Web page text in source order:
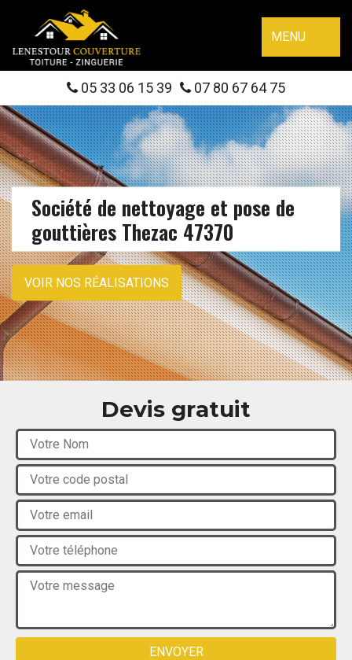
MENU
05 33 06 15 39 07 80 67 64 75
Société de nettoyage et pose de
gouttières Thezac 47370
VOIR NOS RÉALISATIONS
Devis gratuit